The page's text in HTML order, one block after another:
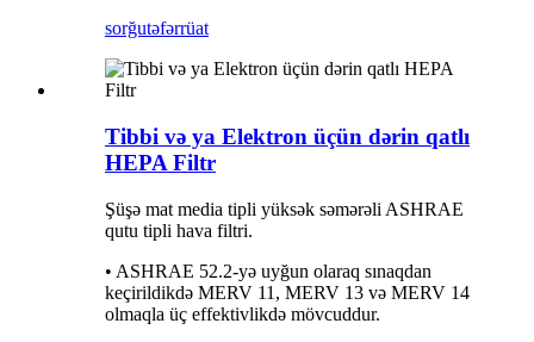
sorğutəfərrüat
Tibbi və ya Elektron üçün dərin qatlı
HEPA Filtr
Şüşə mat media tipli yüksək səmərəli ASHRAE
qutu tipli hava filtri.
• ASHRAE 52.2-yə uyğun olaraq sınaqdan
keçirildikdə MERV 11, MERV 13 və MERV 14
olmaqla üç effektivlikdə mövcuddur.